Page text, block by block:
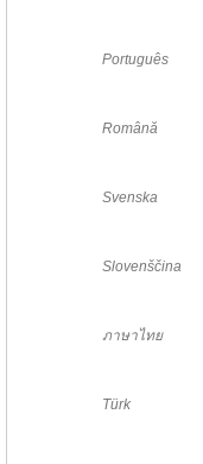
Português
Română
Svenska
Slovenščina
ภาษาไทย
Türk